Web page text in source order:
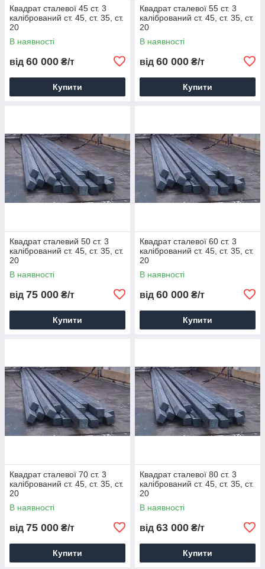
Квадрат сталевої 45 ст. 3
калібрований ст. 45, ст. 35, ст.
20
В наявності
від 60 000 ₴/т
Купити
Квадрат сталевої 55 ст. 3
калібрований ст. 45, ст. 35, ст.
20
В наявності
від 60 000 ₴/т
Купити
Квадрат сталевий 50 ст. 3
калібрований ст. 45, ст. 35, ст.
20
В наявності
від 75 000 ₴/т
Купити
Квадрат сталевої 60 ст. 3
калібрований ст. 45, ст. 35, ст.
20
В наявності
від 60 000 ₴/т
Купити
Квадрат сталевої 70 ст. 3
калібрований ст. 45, ст. 35, ст.
20
В наявності
від 75 000 ₴/т
Купити
Квадрат сталевої 80 ст. 3
калібрований ст. 45, ст. 35, ст.
20
В наявності
від 63 000 ₴/т
Купити